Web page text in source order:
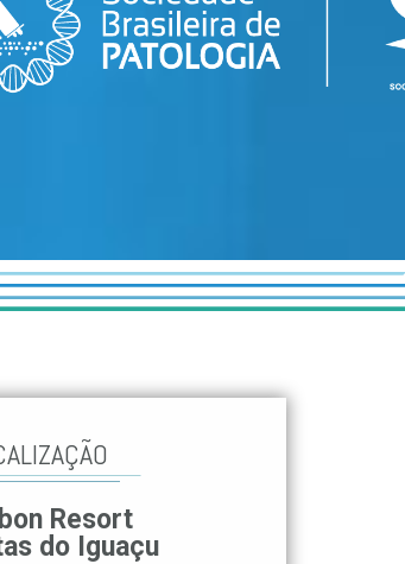
Resort
do Iguaçu